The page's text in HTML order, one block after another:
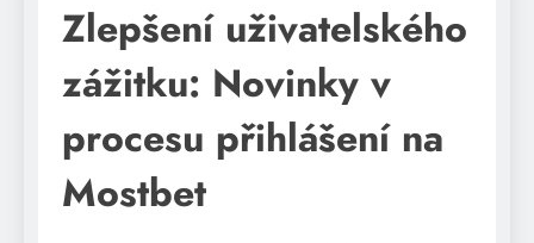
Zlepšení uživatelského
zážitku: Novinky v
procesu přihlášení na
Mostbet